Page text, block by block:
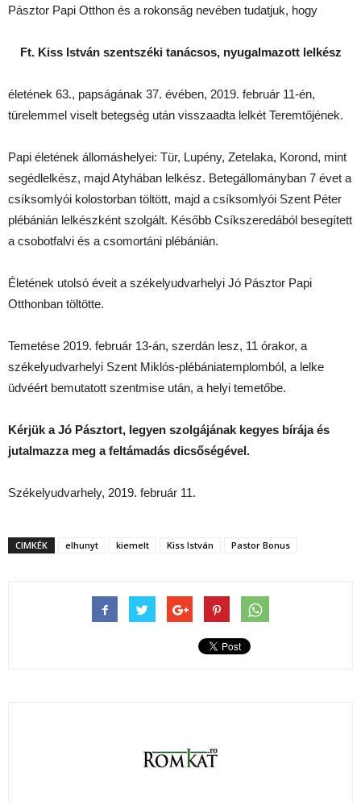
Pásztor Papi Otthon és a rokonság nevében tudatjuk, hogy
Ft. Kiss István szentszéki tanácsos, nyugalmazott lelkész
életének 63., papságának 37. évében, 2019. február 11-én,
türelemmel viselt betegség után visszaadta lelkét Teremtőjének.
Papi életének állomáshelyei: Tür, Lupény, Zetelaka, Korond, mint
segédlelkész, majd Atyhában lelkész. Betegállományban 7 évet a
csíksomlyói kolostorban töltött, majd a csíksomlyói Szent Péter
plébánián lelkészként szolgált. Később Csíkszeredából besegített
a csobotfalvi és a csomortáni plébánián.
Életének utolsó éveit a székelyudvarhelyi Jó Pásztor Papi
Otthonban töltötte.
Temetése 2019. február 13-án, szerdán lesz, 11 órakor, a
székelyudvarhelyi Szent Miklós-plébániatemplomból, a lelke
üdvéért bemutatott szentmise után, a helyi temetőbe.
Kérjük a Jó Pásztort, legyen szolgájának kegyes bírája és
jutalmazza meg a feltámadás dicsőségével.
Székelyudvarhely, 2019. február 11.
CIMKÉK elhunyt kiemelt Kiss István Pastor Bonus